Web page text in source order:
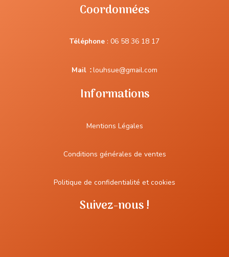
Coordonnées
Téléphone : 06 58 36 18 17
Mail :louhsue@gmail.com
Informations
Mentions Légales
Conditions générales de ventes
Politique de confidentialité et cookies
Suivez-nous !